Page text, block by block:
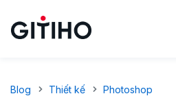
Blog Thiết kế Photoshop